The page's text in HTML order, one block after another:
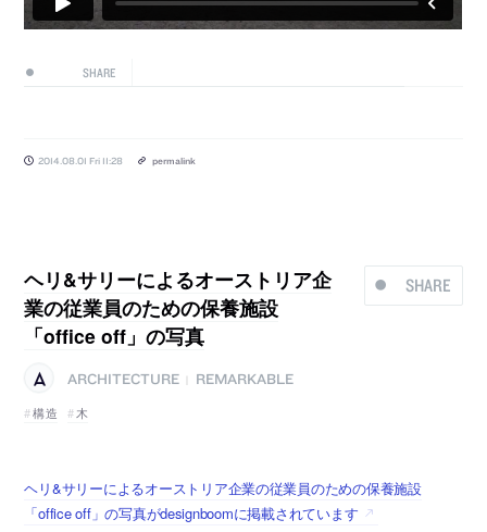
SHARE
2014.08.01 Fri 11:28 permalink
SHARE
ヘリ&サリーによるオーストリア企
業の従業員のための保養施設
「office off」の写真
ARCHITECTURE
REMARKABLE
構造
木
ヘリ&サリーによるオーストリア企業の従業員のための保養施設
「office off」の写真がdesignboomに掲載されています